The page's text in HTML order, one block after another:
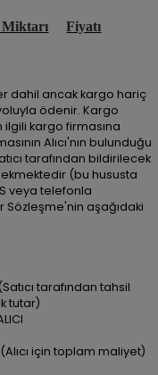
Fiyatı
dahil ancak kargo hariç
ödenir. Kargo
ilgili kargo firmasına
Alıcı'nın bulunduğu
tarafından bildirilecek
(bu hususta
veya telefonla
Sözleşme'nin aşağıdaki
tarafından tahsil
tutar)
için toplam maliyet)